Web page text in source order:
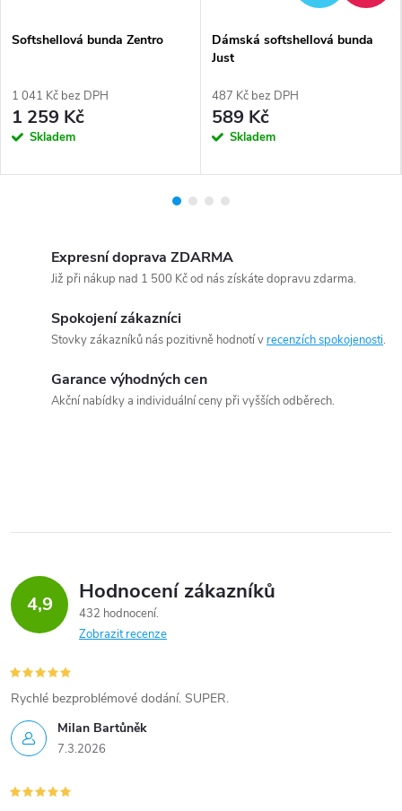
Expresní doprava ZDARMA
Již při nákup nad 1 500 Kč od nás získáte dopravu zdarma.
Spokojení zákazníci
Stovky zákazníků nás pozitivně hodnotí v recenzích spokojenosti.
Garance výhodných cen
Akční nabídky a individuální ceny při vyšších odběrech.
Softshellová bunda Zentro
1 041 Kč bez DPH
1 259 Kč
Skladem
Dámská softshellová bunda
Just
487 Kč bez DPH
589 Kč
Skladem
4,9 Hodnocení zákazníků
432 hodnocení
Zobrazit recenze
Milan Bartůněk
7.3.2026
Rychlé bezproblémové dodání. SUPER.